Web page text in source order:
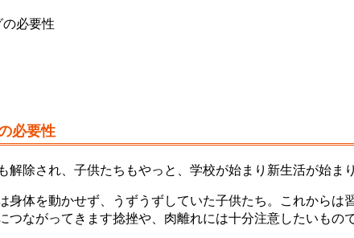
必要性
必要性
解除され、子供たちもやっと、学校が始まり新生活が始ま
身体を動かせず、うずうずしていた子供たち。これからは
つながってきます捻挫や、肉離れには十分注意したいも